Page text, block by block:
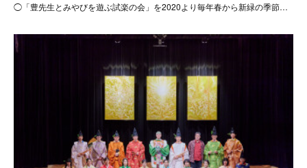
◯「豊先生とみやびを遊ぶ試楽の会」を2020より毎年春から新緑の季節…